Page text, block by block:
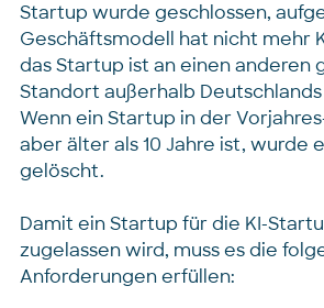
Startup wurde geschlossen,
Geschäftsmodell hat nicht mehr
das Startup ist an einen anderen
Standort außerhalb
Wenn ein Startup in der
aber älter als 10 Jahre ist, wurde
gelöscht.
Damit ein Startup für die KI-
zugelassen wird, muss es die
Anforderungen erfüllen: